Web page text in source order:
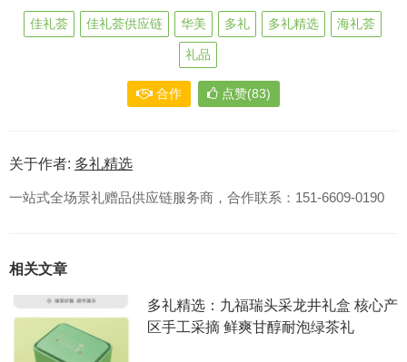
佳礼荟 佳礼荟供应链 华美 多礼 多礼精选 海礼荟
礼品
合作 点赞(83)
关于作者: 多礼精选
一站式全场景礼赠品供应链服务商，合作联系：151-6609-0190
相关文章
多礼精选：九福瑞头采龙井礼盒 核心产
区手工采摘 鲜爽甘醇耐泡绿茶礼